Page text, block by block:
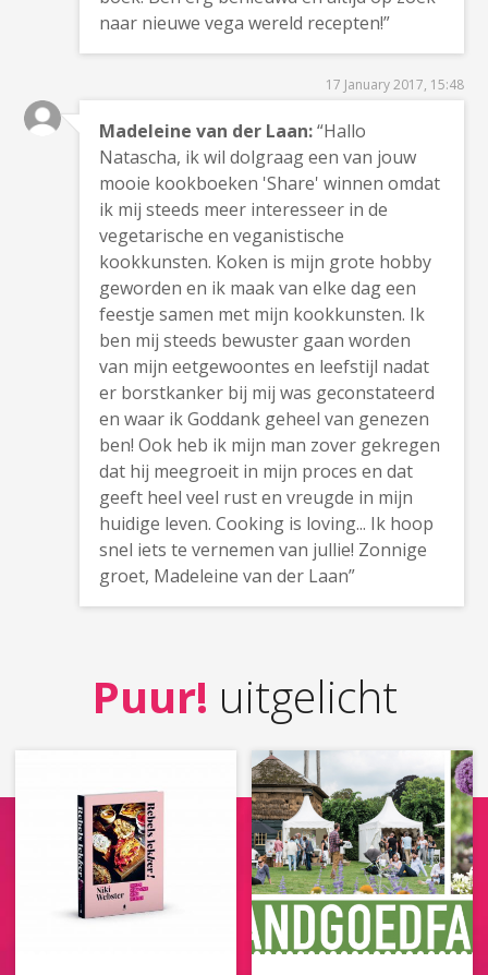
naar nieuwe vega wereld recepten!”
17 January 2017, 15:48
Madeleine van der Laan:“Hallo
Natascha, ik wil dolgraag een van jouw
mooie kookboeken 'Share' winnen omdat
ik mij steeds meer interesseer in de
vegetarische en veganistische
kookkunsten. Koken is mijn grote hobby
geworden en ik maak van elke dag een
feestje samen met mijn kookkunsten. Ik
ben mij steeds bewuster gaan worden
van mijn eetgewoontes en leefstijl nadat
er borstkanker bij mij was geconstateerd
en waar ik Goddank geheel van genezen
ben! Ook heb ik mijn man zover gekregen
dat hij meegroeit in mijn proces en dat
geeft heel veel rust en vreugde in mijn
huidige leven. Cooking is loving... Ik hoop
snel iets te vernemen van jullie! Zonnige
groet, Madeleine van der Laan”
Puur! uitgelicht